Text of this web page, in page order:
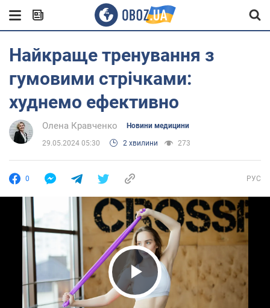
Найкраще тренування з
гумовими стрічками:
худнемо ефективно
Олена Кравченко Новини медицини
29.05.2024 05:30 2 хвилини 273
0 РУС
Play Video